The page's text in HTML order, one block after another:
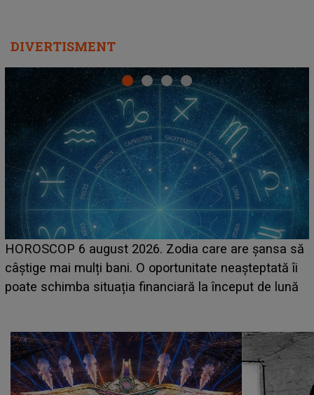
DIVERTISMENT
LINE-UP UNTOLD ONE, prima zi. Cine sunt artiștii
care deschid festivalul și de la ce ore au loc cele mai
așteptate concerte pe scena principală?